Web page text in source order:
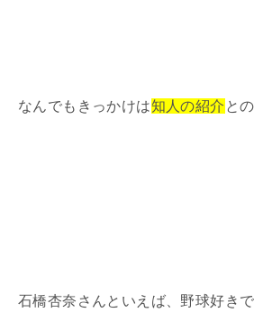
なんでもきっかけは知人の紹介 と
石橋杏奈さんといえば、野球好きで